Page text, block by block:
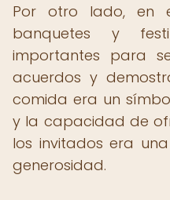
Por otro lado, en
banquetes y
importantes para
acuerdos y
comida era un
y la capacidad de
los invitados era
generosidad.